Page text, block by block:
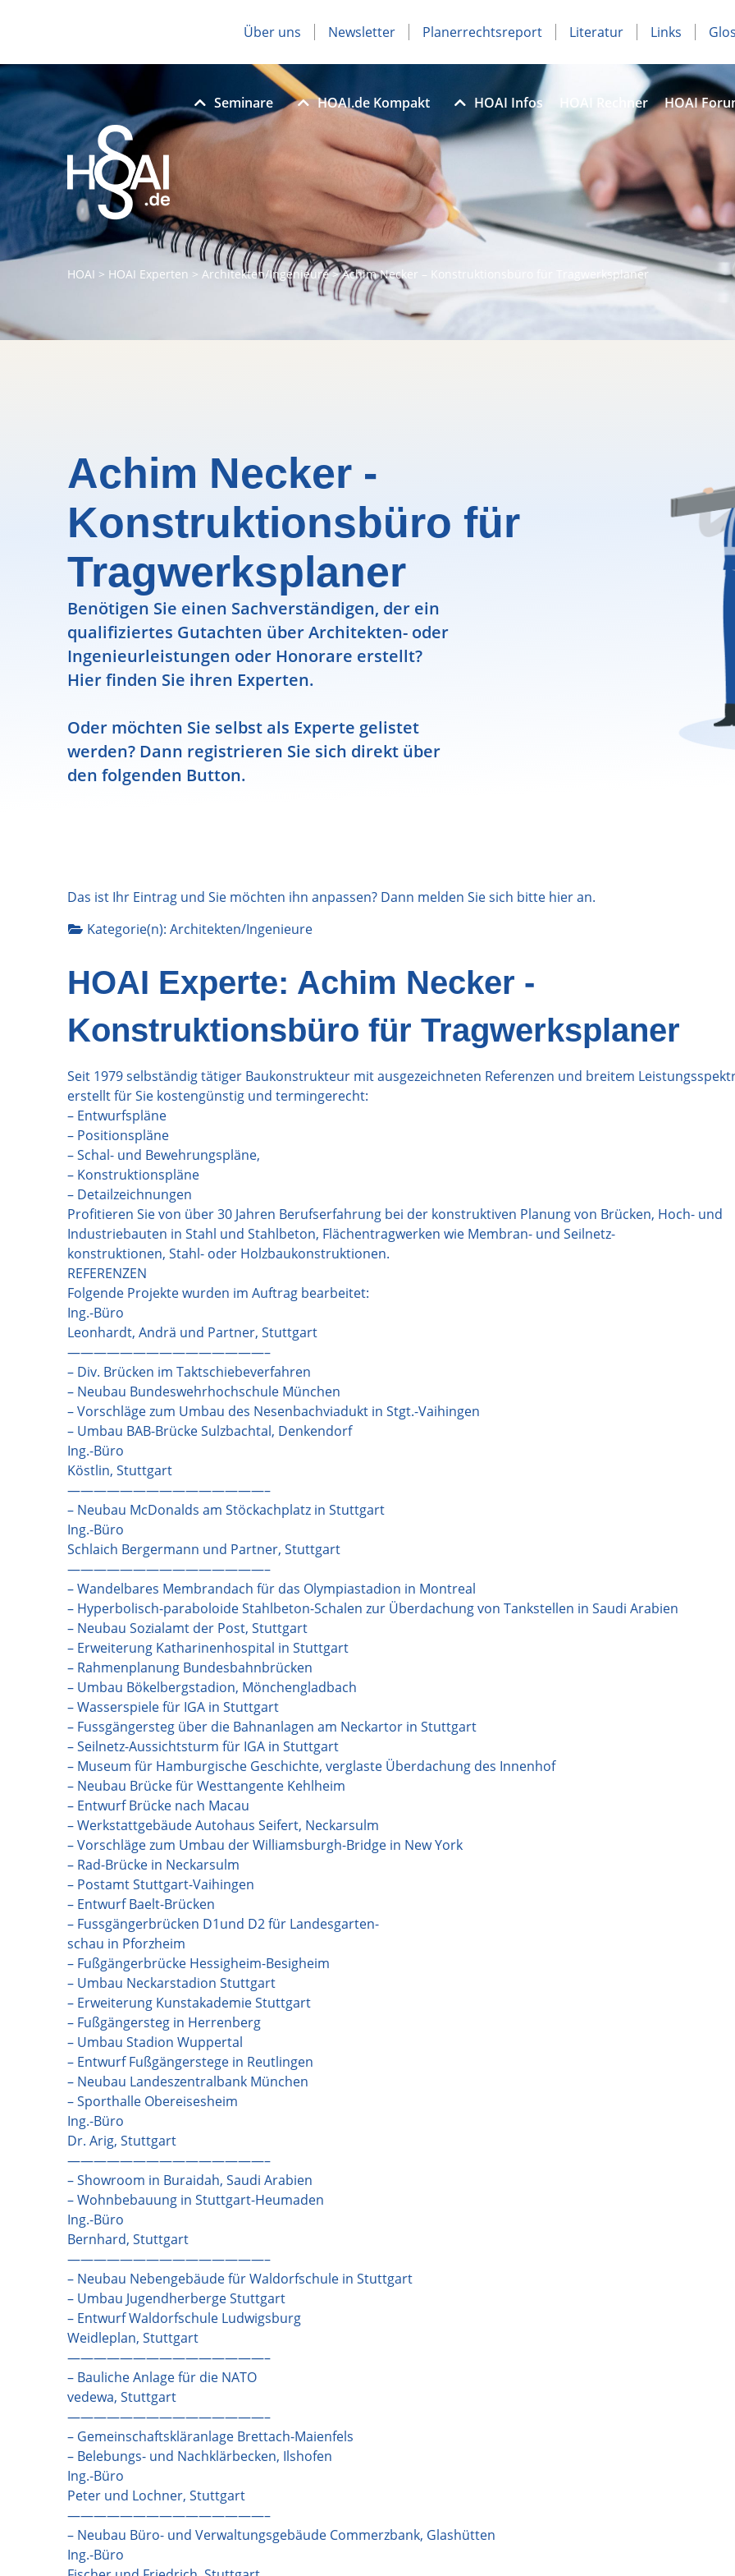
Über uns Newsletter Planerrechtsreport Literatur Links
Seminare HOAI.de Kompakt HOAI Infos HOAI Rechner HOAI
HOAI > HOAI Experten > Architekten/Ingenieure>Achim Necker – Konstruktionsbüro für Tragwerksplaner
Achim Necker -
Konstruktionsbüro für
Tragwerksplaner
Benötigen Sie einen Sachverständigen, der ein
qualifiziertes Gutachten über Architekten- oder
Ingenieurleistungen oder Honorare erstellt?
Hier finden Sie ihren Experten.
Oder möchten Sie selbst als Experte gelistet
werden? Dann registrieren Sie sich direkt über
den folgenden Button.
Das ist Ihr Eintrag und Sie möchten ihn anpassen? Dann melden Sie sich bitte hieran.
Kategorie(n): Architekten/Ingenieure
HOAI Experte: Achim Necker -
Konstruktionsbüro für Tragwerksplaner
Seit 1979 selbständig tätiger Baukonstrukteur mit ausgezeichneten Referenzen und breitem
erstellt für Sie kostengünstig und termingerecht:
– Entwurfspläne
– Positionspläne
– Schal- und Bewehrungspläne,
– Konstruktionspläne
– Detailzeichnungen
Profitieren Sie von über 30 Jahren Berufserfahrung bei der konstruktiven Planung von Brücken, Hoch- und
Industriebauten in Stahl und Stahlbeton, Flächentragwerken wie Membran- und Seilnetz-
konstruktionen, Stahl- oder Holzbaukonstruktionen.
REFERENZEN
Folgende Projekte wurden im Auftrag bearbeitet:
Ing.-Büro
Leonhardt, Andrä und Partner, Stuttgart
———————————————–
– Div. Brücken im Taktschiebeverfahren
– Neubau Bundeswehrhochschule München
– Vorschläge zum Umbau des Nesenbachviadukt in Stgt.-Vaihingen
– Umbau BAB-Brücke Sulzbachtal, Denkendorf
Ing.-Büro
Köstlin, Stuttgart
———————————————–
– Neubau McDonalds am Stöckachplatz in Stuttgart
Ing.-Büro
Schlaich Bergermann und Partner, Stuttgart
———————————————–
– Wandelbares Membrandach für das Olympiastadion in Montreal
– Hyperbolisch-paraboloide Stahlbeton-Schalen zur Überdachung von Tankstellen in Saudi Arabien
– Neubau Sozialamt der Post, Stuttgart
– Erweiterung Katharinenhospital in Stuttgart
– Rahmenplanung Bundesbahnbrücken
– Umbau Bökelbergstadion, Mönchengladbach
– Wasserspiele für IGA in Stuttgart
– Fussgängersteg über die Bahnanlagen am Neckartor in Stuttgart
– Seilnetz-Aussichtsturm für IGA in Stuttgart
– Museum für Hamburgische Geschichte, verglaste Überdachung des Innenhof
– Neubau Brücke für Westtangente Kehlheim
– Entwurf Brücke nach Macau
– Werkstattgebäude Autohaus Seifert, Neckarsulm
– Vorschläge zum Umbau der Williamsburgh-Bridge in New York
– Rad-Brücke in Neckarsulm
– Postamt Stuttgart-Vaihingen
– Entwurf Baelt-Brücken
– Fussgängerbrücken D1und D2 für Landesgarten-
schau in Pforzheim
– Fußgängerbrücke Hessigheim-Besigheim
– Umbau Neckarstadion Stuttgart
– Erweiterung Kunstakademie Stuttgart
– Fußgängersteg in Herrenberg
– Umbau Stadion Wuppertal
– Entwurf Fußgängerstege in Reutlingen
– Neubau Landeszentralbank München
– Sporthalle Obereisesheim
Ing.-Büro
Dr. Arig, Stuttgart
———————————————–
– Showroom in Buraidah, Saudi Arabien
– Wohnbebauung in Stuttgart-Heumaden
Ing.-Büro
Bernhard, Stuttgart
———————————————–
– Neubau Nebengebäude für Waldorfschule in Stuttgart
– Umbau Jugendherberge Stuttgart
– Entwurf Waldorfschule Ludwigsburg
Weidleplan, Stuttgart
———————————————–
– Bauliche Anlage für die NATO
vedewa, Stuttgart
———————————————–
– Gemeinschaftskläranlage Brettach-Maienfels
– Belebungs- und Nachklärbecken, Ilshofen
Ing.-Büro
Peter und Lochner, Stuttgart
———————————————–
– Neubau Büro- und Verwaltungsgebäude Commerzbank, Glashütten
Ing.-Büro